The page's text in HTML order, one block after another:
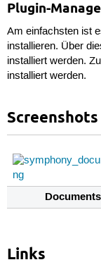
Plugin-
Am einfachsten ist
installieren. Über
installiert werden.
installiert werden.
Screenshots
Documents
Links